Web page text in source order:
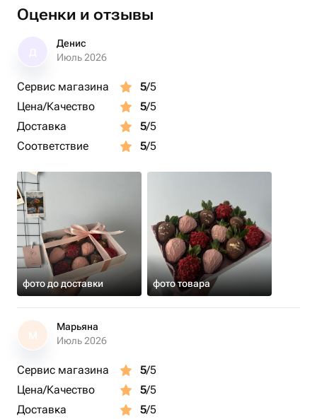
инструкцией по хранению.
Коробочка с клубникой в шоколаде станет отличным
подарком для бабушки, мамы, любимой женщины,
Оценки и отзывы
Денис
Июль 2026
Сервис магазина 5/5
Цена/Качество
5/5
Доставка
5/5
Соответствие
5/5
фото до доставки фото товара
М
Марьяна
Июль 2026
Сервис магазина 5/5
Цена/Качество
5/5
Доставка
5/5